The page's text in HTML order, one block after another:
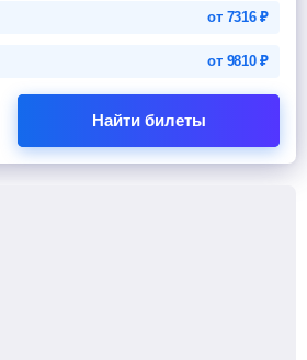
от 7316₽
от 9810₽
Найти билеты